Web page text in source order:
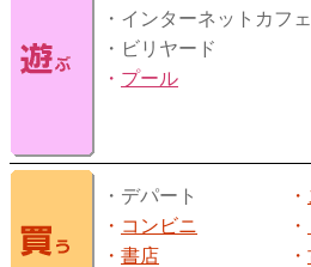
・インターネットカフェ
・ビリヤード
・ プール
・デパート ・
・ コンビニ ・
・ 書店 ・